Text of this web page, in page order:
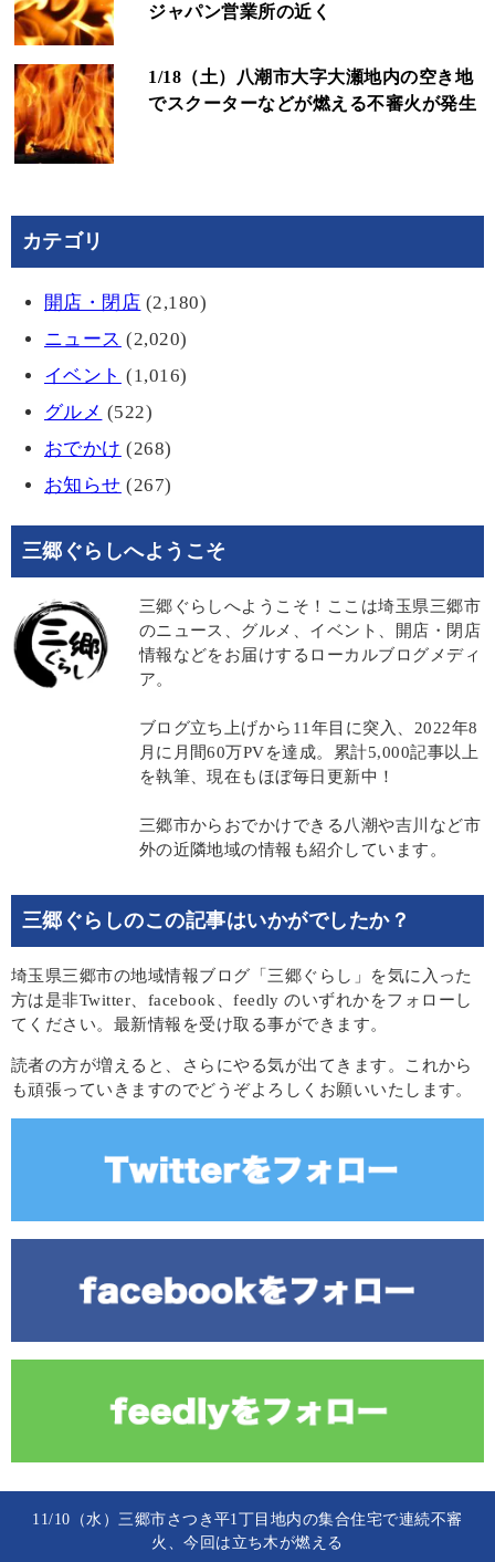
ジャパン営業所の近く
1/18（土）八潮市大字大瀬地内の空き地
でスクーターなどが燃える不審火が発生
カテゴリ
開店・閉店 (2,180)
ニュース (2,020)
イベント (1,016)
グルメ (522)
おでかけ (268)
お知らせ (267)
三郷ぐらしへようこそ
三郷ぐらしへようこそ！ここは埼玉県三郷市
のニュース、グルメ、イベント、開店・閉店
情報などをお届けするローカルブログメディ
ア。
ブログ立ち上げから11年目に突入、2022年8
月に月間60万PVを達成。累計5,000記事以上
を執筆、現在もほぼ毎日更新中！
三郷市からおでかけできる八潮や吉川など市
外の近隣地域の情報も紹介しています。
三郷ぐらしのこの記事はいかがでしたか？
埼玉県三郷市の地域情報ブログ「三郷ぐらし」を気に入った
方は是非Twitter、facebook、feedly のいずれかをフォローし
てください。最新情報を受け取る事ができます。
読者の方が増えると、さらにやる気が出てきます。これから
も頑張っていきますのでどうぞよろしくお願いいたします。
11/10（水）三郷市さつき平1丁目地内の集合住宅で連続不審
火、今回は立ち木が燃える